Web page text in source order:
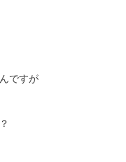
ですが